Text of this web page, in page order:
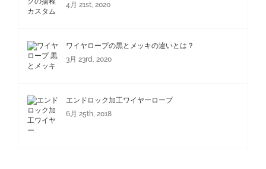
4月 21st, 2020
ワイヤロープの黒とメッキの違いとは？
3月 23rd, 2020
エンドロック加工ワイヤーロープ
6月 25th, 2018